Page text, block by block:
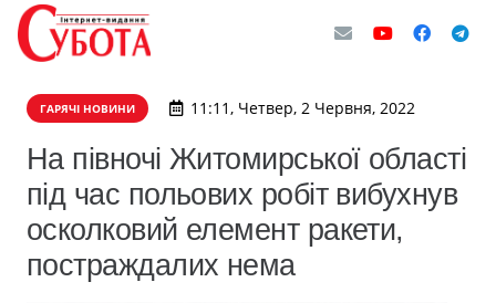
ГАРЯЧІ НОВИНИ 11:11, Четвер, 2 Червня, 2022
На півночі Житомирської області
під час польових робіт вибухнув
осколковий елемент ракети,
постраждалих нема